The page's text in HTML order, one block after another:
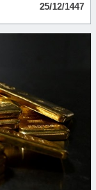
25/12/1447